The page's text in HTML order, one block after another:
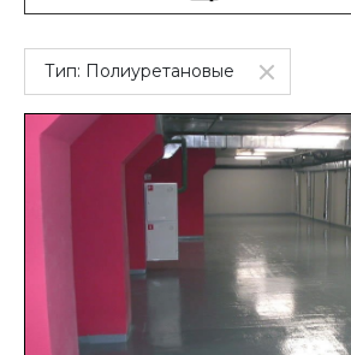
Тип: Полиуретановые